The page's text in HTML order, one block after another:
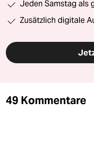
Jeden Samstag als
Zusätzlich digitale
49 Kommentare